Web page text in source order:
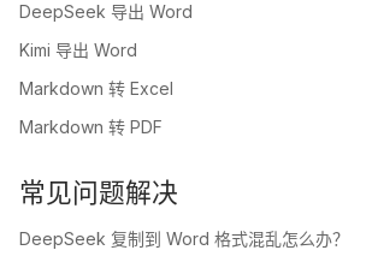
DeepSeek 导出 Word
Kimi 导出 Word
Markdown 转 Excel
Markdown 转 PDF
常见问题解决
DeepSeek 复制到 Word 格式混乱怎么办？